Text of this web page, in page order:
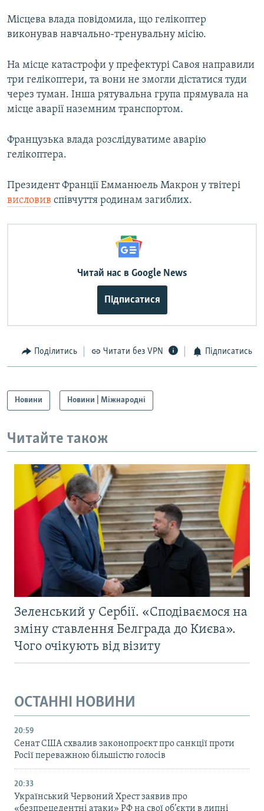
Усі сайти RFE/RL
Місцева влада повідомила, що гелікоптер
виконував навчально-тренувальну місію.
На місце катастрофи у префектурі Савоя направили
три гелікоптери, та вони не змогли дістатися туди
через туман. Інша рятувальна група прямувала на
місце аварії наземним транспортом.
Французька влада розслідуватиме аварію
гелікоптера.
Президент Франції Емманюель Макрон у твітері
висловив співчуття родинам загиблих.
Читай нас в Google News
Підписатися
Поділитись Читати без VPN Підписатись
Новини Новини | Міжнародні
Читайте також
Зеленський у Сербії. «Сподіваємося на
зміну ставлення Белграда до Києва».
Чого очікують від візиту
ОСТАННІ НОВИНИ
20:59
Cенат США схвалив законопроєкт про санкції проти
Росії переважною більшістю голосів
20:33
Український Червоний Хрест заявив про
«безпрецедентні атаки» РФ на свої об’єкти в липні